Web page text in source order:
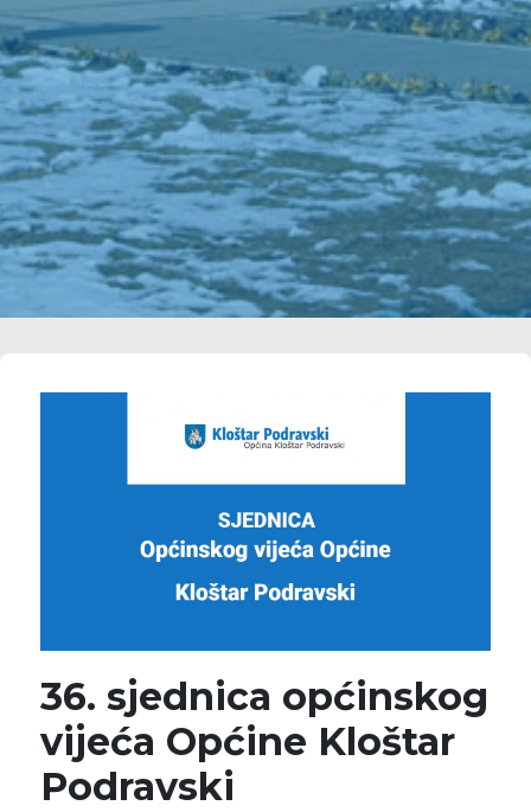
36. sjednica općinskog
vijeća Općine Kloštar
Podravski